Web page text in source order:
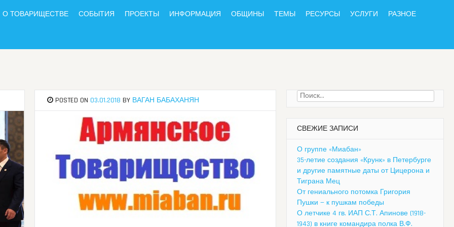
О ТОВАРИЩЕСТВЕ СОБЫТИЯ ПРОЕКТЫ ИНФОРМАЦИЯ ОБЩИНЫ ТЕМЫ РЕСУРСЫ УСЛУГИ РАЗНОЕ
POSTED ON 03.01.2018 BY ВАГАН БАБАХАНЯН
Найти:
СВЕЖИЕ ЗАПИСИ
О группе «Миабан»
35-летие создания «Крунк» в Петербурге
и другие памятные даты от Цицерона и
Тиграна Мец
От гениального потомка Григория
Пушки — к пушкам победы
О летчике 4 гв. ИАП С.Т. Апинове (1918-
1943) в книге командира полка В.Ф.